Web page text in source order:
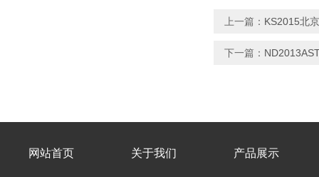
上一篇： KS2015北
下一篇：
网站首页 关于我们 产品展示